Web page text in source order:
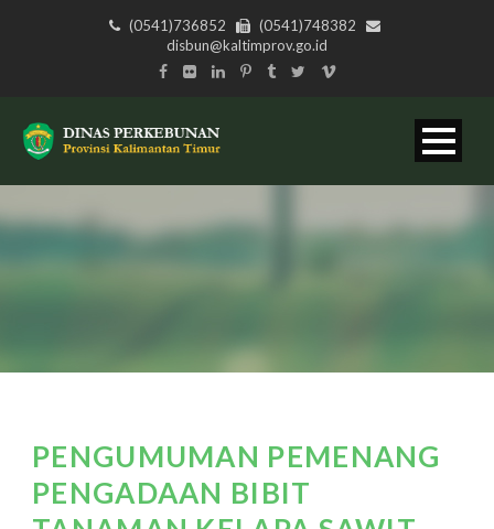
(0541)736852
(0541)748382
disbun@kaltimprov.go.id
PENGUMUMAN PEMENANG
PENGADAAN BIBIT